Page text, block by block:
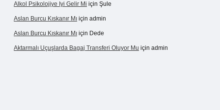
Alkol Psikolojiye Iyi Gelir Mi için Şule
Aslan Burcu Kıskanır Mı için admin
Aslan Burcu Kıskanır Mı için Dede
Aktarmalı Uçuşlarda Bagaj Transferi Oluyor Mu için admin